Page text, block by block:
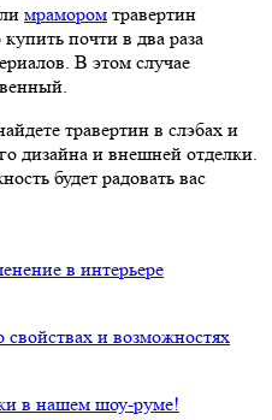
мрамором травертин
почти в два раза
В этом случае
травертин в слэбах и
дизайна и внешней отделки.
будет радовать вас
в интерьере
свойствах и возможностях
в нашем шоу-руме!